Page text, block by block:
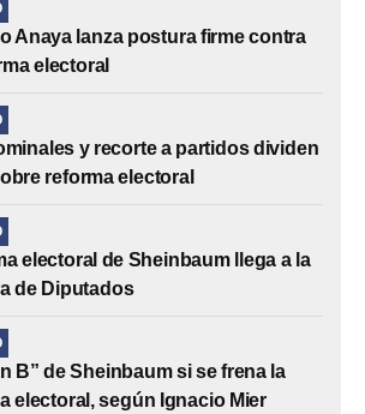
Anaya lanza postura firme contra
electoral
y recorte a partidos dividen
reforma electoral
electoral de Sheinbaum llega a la
de Diputados
B” de Sheinbaum si se frena la
electoral, según Ignacio Mier